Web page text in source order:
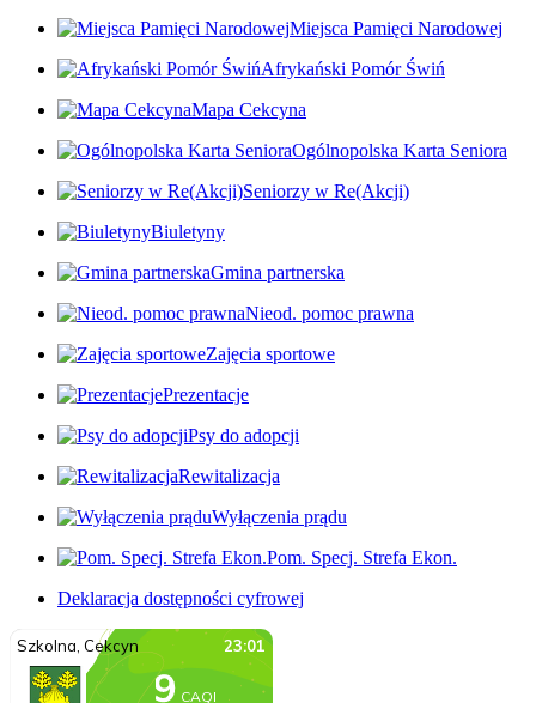
Miejsca Pamięci Narodowej
Afrykański Pomór Świń
Mapa Cekcyna
Ogólnopolska Karta Seniora
Seniorzy w Re(Akcji)
Biuletyny
Gmina partnerska
Nieod. pomoc prawna
Zajęcia sportowe
Prezentacje
Psy do adopcji
Rewitalizacja
Wyłączenia prądu
Pom. Specj. Strefa Ekon.
Deklaracja dostępności cyfrowej